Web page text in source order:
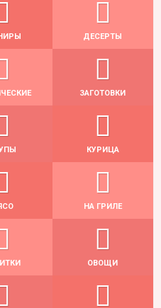
ДЕСЕРТЫ
ЗАГОТОВКИ
КУРИЦА
НА ГРИЛЕ
ОВОЩИ